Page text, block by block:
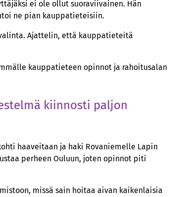
ei ole ollut suoraviivainen. Hän
ne pian kauppatieteisiin.
Ajattelin, että kauppatieteitä
kauppatieteen opinnot ja rahoitusalan
kiinnosti paljon
haaveitaan ja haki Rovaniemelle Lapin
perheen Ouluun, joten opinnot piti
missä sain hoitaa aivan kaikenlaisia